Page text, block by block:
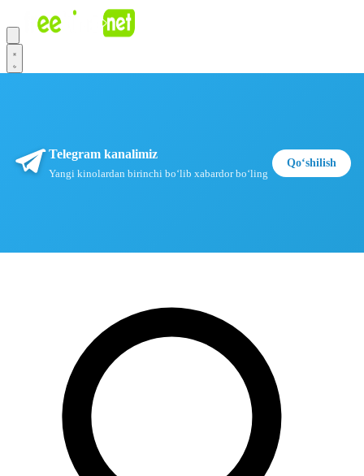
Telegram kanalimiz
Yangi kinolardan birinchi boʻlib xabardor boʻling
Qoʻshilish